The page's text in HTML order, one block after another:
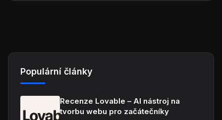
Populární články
Recenze Lovable – AI nástroj na
tvorbu webu pro začátečníky